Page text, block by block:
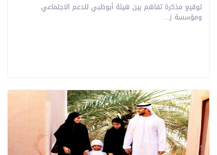
توقيع مذكرة تفاهم بين هيئة أبوظبي للدعم الاجتماعي
ومؤسسة ز...